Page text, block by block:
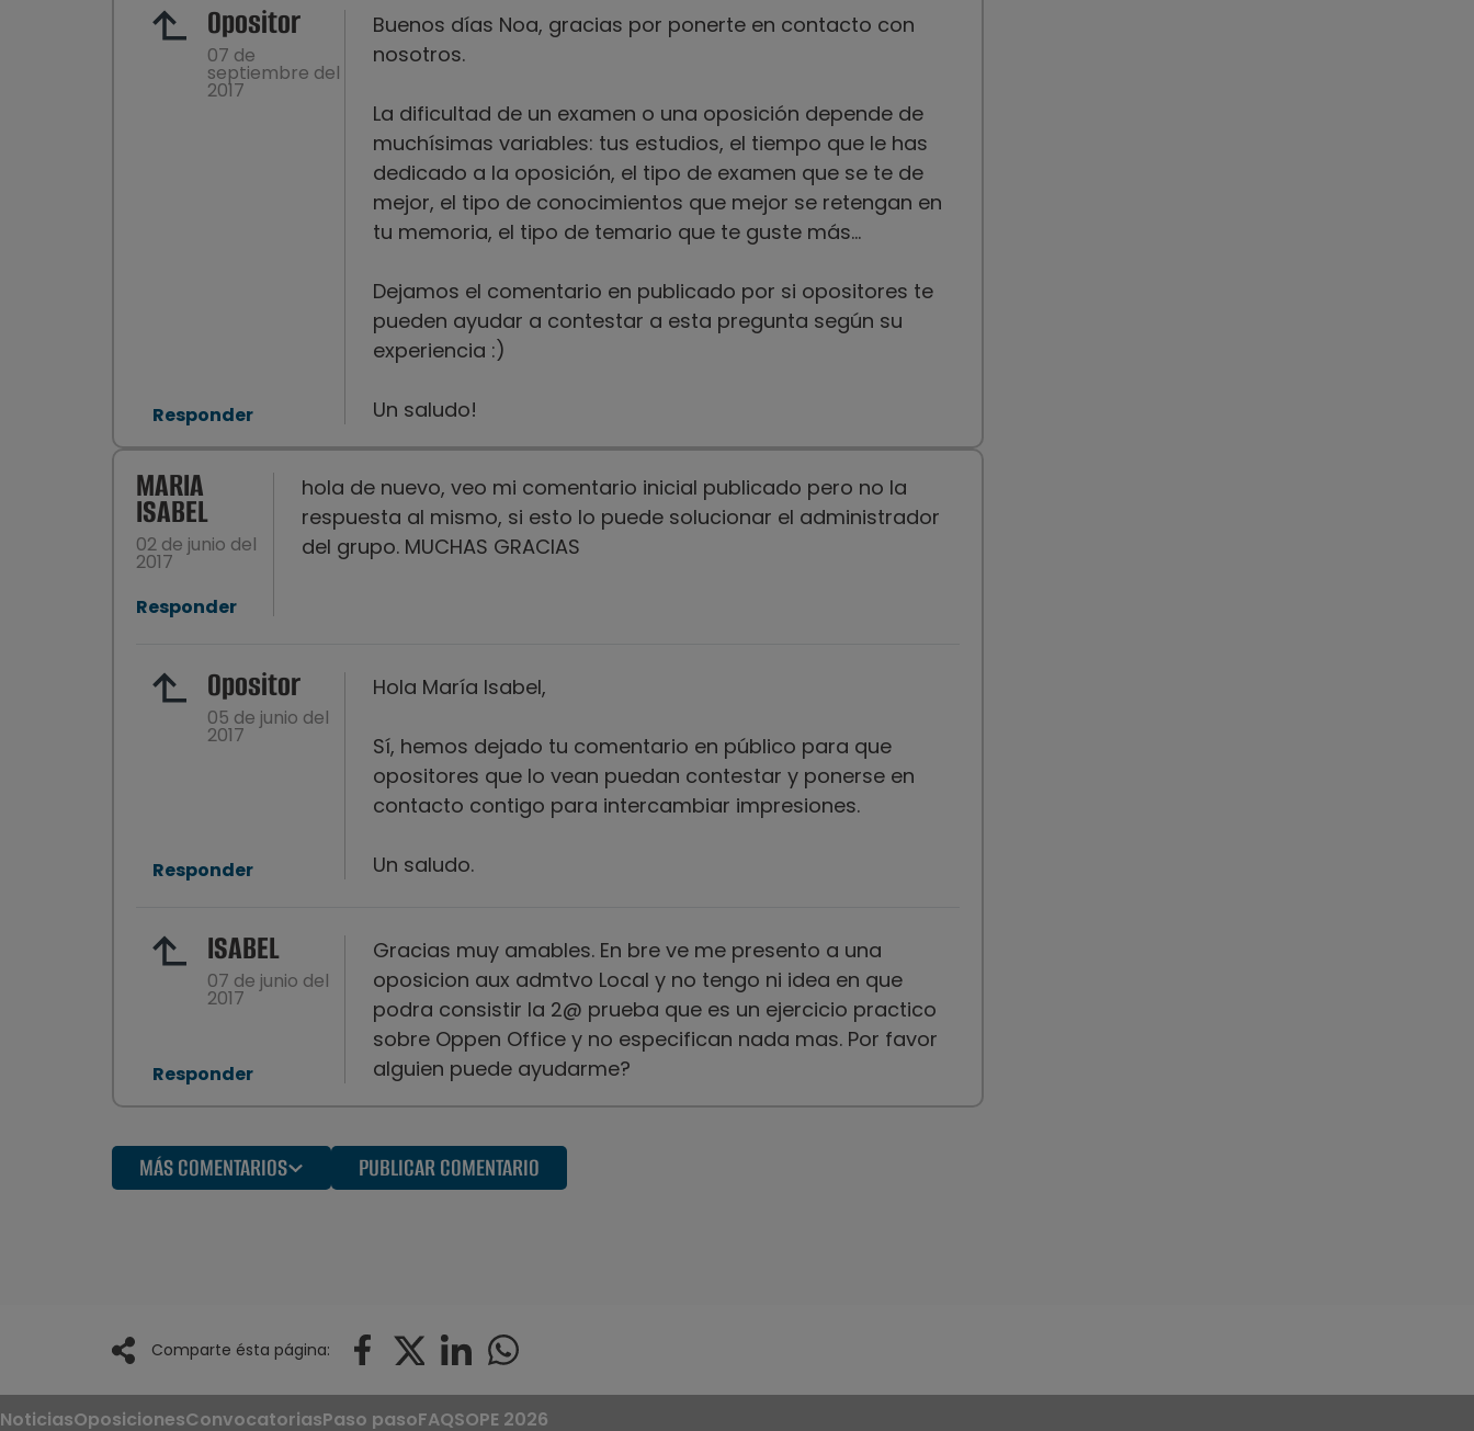
Opositor
07 de
septiembre del
2017
Responder
Buenos días Noa, gracias por ponerte en contacto con
nosotros.
La dificultad de un examen o una oposición depende de
muchísimas variables: tus estudios, el tiempo que le has
dedicado a la oposición, el tipo de examen que se te de
mejor, el tipo de conocimientos que mejor se retengan en
tu memoria, el tipo de temario que te guste más...
Dejamos el comentario en publicado por si opositores te
pueden ayudar a contestar a esta pregunta según su
experiencia :)
Un saludo!
MARIA
ISABEL
02 de junio del
2017
Responder
hola de nuevo, veo mi comentario inicial publicado pero no la
respuesta al mismo, si esto lo puede solucionar el administrador
del grupo. MUCHAS GRACIAS
Opositor
05 de junio del
2017
Responder
Hola María Isabel,
Sí, hemos dejado tu comentario en público para que
opositores que lo vean puedan contestar y ponerse en
contacto contigo para intercambiar impresiones.
Un saludo.
ISABEL
07 de junio del
2017
Responder
Gracias muy amables. En bre ve me presento a una
oposicion aux admtvo Local y no tengo ni idea en que
podra consistir la 2@ prueba que es un ejercicio practico
sobre Oppen Office y no especifican nada mas. Por favor
alguien puede ayudarme?
MÁS COMENTARIOS PUBLICAR COMENTARIO
Comparte ésta página:
NoticiasOposicionesConvocatoriasPaso pasoFAQSOPE 2026